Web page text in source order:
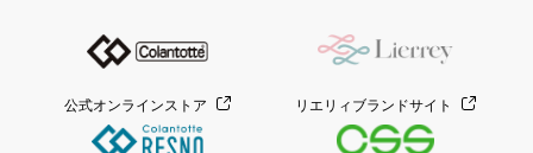
公式オンラインストア リエリィブランドサイト